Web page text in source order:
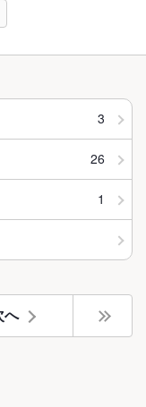
3
26
1
へ